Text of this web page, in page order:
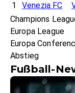
1
Venezia FC
Champions
Europa League
Europa
Abstieg
Fußball-